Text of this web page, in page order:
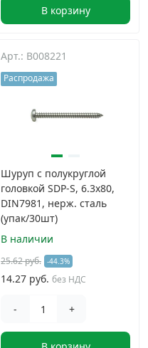
В корзину
Арт.: B008221
Распродажа
Шуруп с полукруглой
головкой SDP-S, 6.3х80,
DIN7981, нерж. сталь
(упак/30шт)
В наличии
25.62 руб. -44.3%
14.27 руб. без НДС
- +